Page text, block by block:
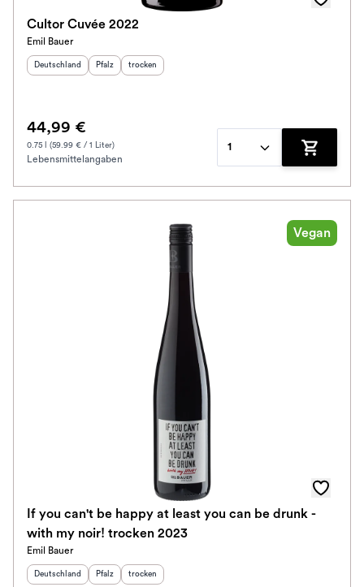
Cultor Cuvée 2022
Emil Bauer
Herkunftsland
Deutschland Herkunftsregion
Pfalz Geschmack
trocken
44,99 €
0.75 l (59.99 € / 1 Liter)
Lebensmittelangaben
1
Zum
Vegan
If you can't be happy at least you can be drunk -
with my noir! trocken 2023
Emil Bauer
Herkunftsland
Deutschland Herkunftsregion
Pfalz Geschmack
trocken